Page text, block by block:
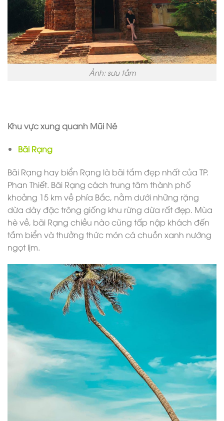
Ảnh: sưu tầm
Khu vực xung quanh Mũi Né
Bãi Rạng
Bãi Rạng hay biển Rạng là bãi tắm đẹp nhất của TP.
Phan Thiết. Bãi Rạng cách trung tâm thành phố
khoảng 15 km về phía Bắc, nằm dưới những rặng
dừa dày đặc trông giống khu rừng dừa rất đẹp. Mùa
hè về, bãi Rạng chiều nào cũng tấp nập khách đến
tắm biển và thưởng thức món cá chuồn xanh nướng
ngọt lịm.